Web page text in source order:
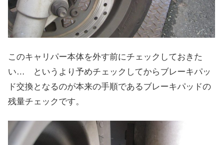
このキャリパー本体を外す前にチェックしておきた
い… というより予めチェックしてからブレーキパッ
ド交換となるのが本来の手順であるブレーキパッドの
残量チェックです。